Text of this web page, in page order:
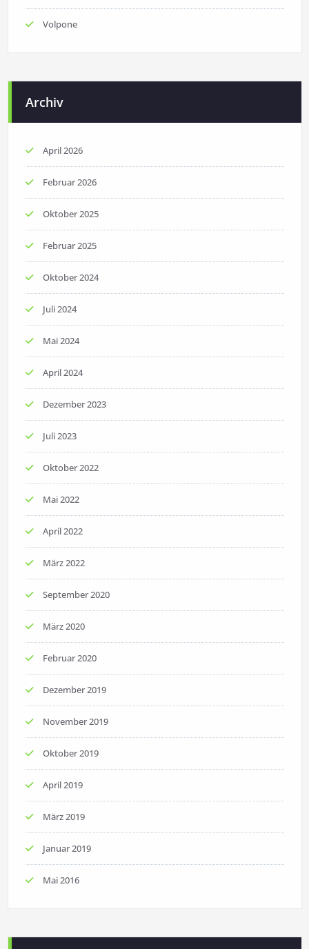
Volpone
Archiv
April 2026
Februar 2026
Oktober 2025
Februar 2025
Oktober 2024
Juli 2024
Mai 2024
April 2024
Dezember 2023
Juli 2023
Oktober 2022
Mai 2022
April 2022
März 2022
September 2020
März 2020
Februar 2020
Dezember 2019
November 2019
Oktober 2019
April 2019
März 2019
Januar 2019
Mai 2016